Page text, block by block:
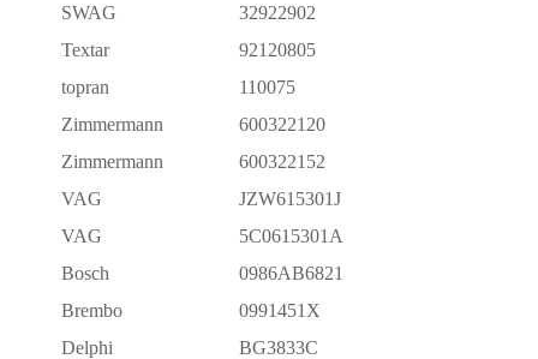
SWAG
32922902
Textar
92120805
topran
110075
Zimmermann
600322120
Zimmermann
600322152
VAG
JZW615301J
VAG
5C0615301A
Bosch
0986AB6821
Brembo
0991451X
Delphi
BG3833C